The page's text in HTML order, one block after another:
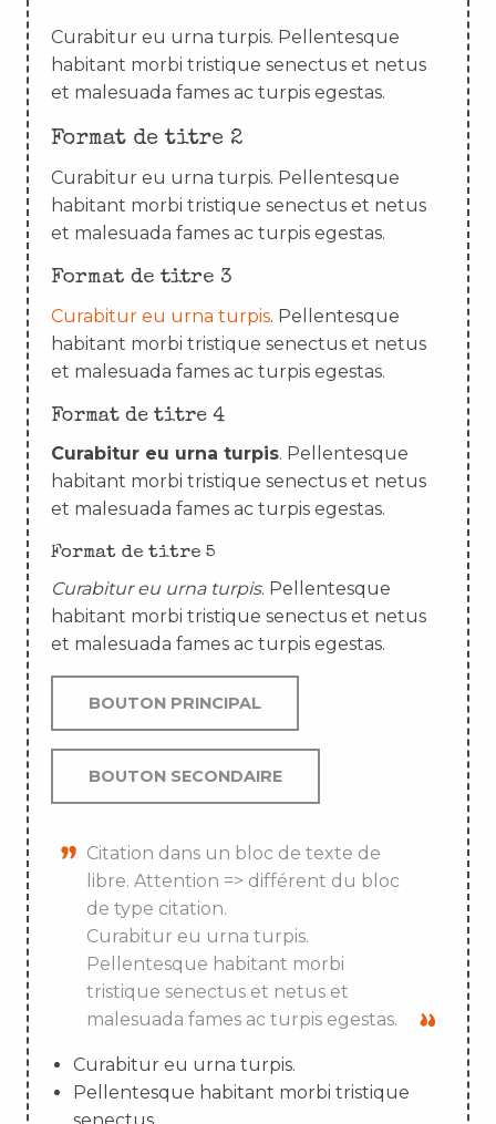
Curabitur eu urna turpis. Pellentesque
habitant morbi tristique senectus et netus
et malesuada fames ac turpis egestas.
Format de titre 2
Curabitur eu urna turpis. Pellentesque
habitant morbi tristique senectus et netus
et malesuada fames ac turpis egestas.
Format de titre 3
Curabitur eu urna turpis. Pellentesque
habitant morbi tristique senectus et netus
et malesuada fames ac turpis egestas.
Format de titre 4
Curabitur eu urna turpis. Pellentesque
habitant morbi tristique senectus et netus
et malesuada fames ac turpis egestas.
Format de titre 5
Curabitur eu urna turpis. Pellentesque
habitant morbi tristique senectus et netus
et malesuada fames ac turpis egestas.
BOUTON PRINCIPAL
BOUTON SECONDAIRE
Citation dans un bloc de texte de
libre. Attention => différent du bloc
de type citation.
Curabitur eu urna turpis.
Pellentesque habitant morbi
tristique senectus et netus et
malesuada fames ac turpis egestas.
Curabitur eu urna turpis.
Pellentesque habitant morbi tristique